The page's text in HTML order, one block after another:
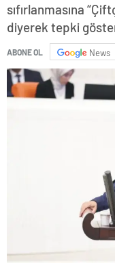
sıfırlanmasına
diyerek tepki
ABONE OL News